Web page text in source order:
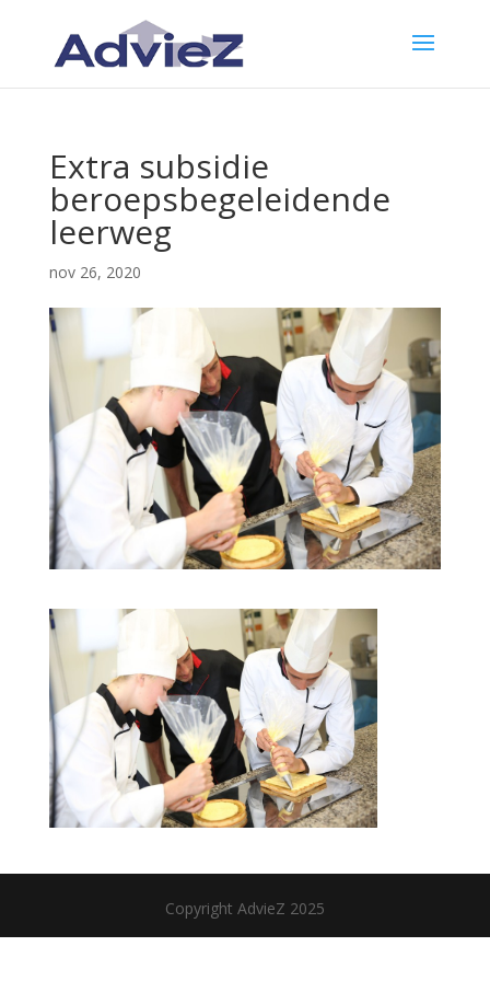
Extra subsidie
beroepsbegeleidende
leerweg
nov 26, 2020
Copyright AdvieZ 2025